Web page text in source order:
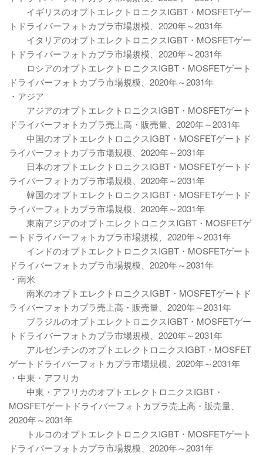
イギリスのオプトエレクトロニクスIGBT・MOSFETゲー
トドライバーフォトカプラ市場規模、2020年～2031年
イタリアのオプトエレクトロニクスIGBT・MOSFETゲー
トドライバーフォトカプラ市場規模、2020年～2031年
ロシアのオプトエレクトロニクスIGBT・MOSFETゲート
ドライバーフォトカプラ市場規模、2020年～2031年
・アジア
アジアのオプトエレクトロニクスIGBT・MOSFETゲート
ドライバーフォトカプラ売上高・販売量、2020年～2031年
中国のオプトエレクトロニクスIGBT・MOSFETゲートド
ライバーフォトカプラ市場規模、2020年～2031年
日本のオプトエレクトロニクスIGBT・MOSFETゲートド
ライバーフォトカプラ市場規模、2020年～2031年
韓国のオプトエレクトロニクスIGBT・MOSFETゲートド
ライバーフォトカプラ市場規模、2020年～2031年
東南アジアのオプトエレクトロニクスIGBT・MOSFETゲ
ートドライバーフォトカプラ市場規模、2020年～2031年
インドのオプトエレクトロニクスIGBT・MOSFETゲート
ドライバーフォトカプラ市場規模、2020年～2031年
・南米
南米のオプトエレクトロニクスIGBT・MOSFETゲートド
ライバーフォトカプラ売上高・販売量、2020年～2031年
ブラジルのオプトエレクトロニクスIGBT・MOSFETゲー
トドライバーフォトカプラ市場規模、2020年～2031年
アルゼンチンのオプトエレクトロニクスIGBT・MOSFET
ゲートドライバーフォトカプラ市場規模、2020年～2031年
・中東・アフリカ
中東・アフリカのオプトエレクトロニクスIGBT・
MOSFETゲートドライバーフォトカプラ売上高・販売量、
2020年～2031年
トルコのオプトエレクトロニクスIGBT・MOSFETゲート
ドライバーフォトカプラ市場規模、2020年～2031年